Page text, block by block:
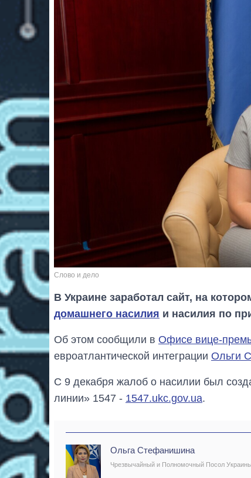
Слово и дело
В Украине заработал сайт, на
домашнего насилия и насилия по
Об этом сообщили в Офисе вице-
евроатлантической интеграции Ольги
С 9 декабря жалоб о насилии был
линии» 1547 - 1547.ukc.gov.ua.
Ольга Стефанишина
Чрезвычайный и Полномочный Посол